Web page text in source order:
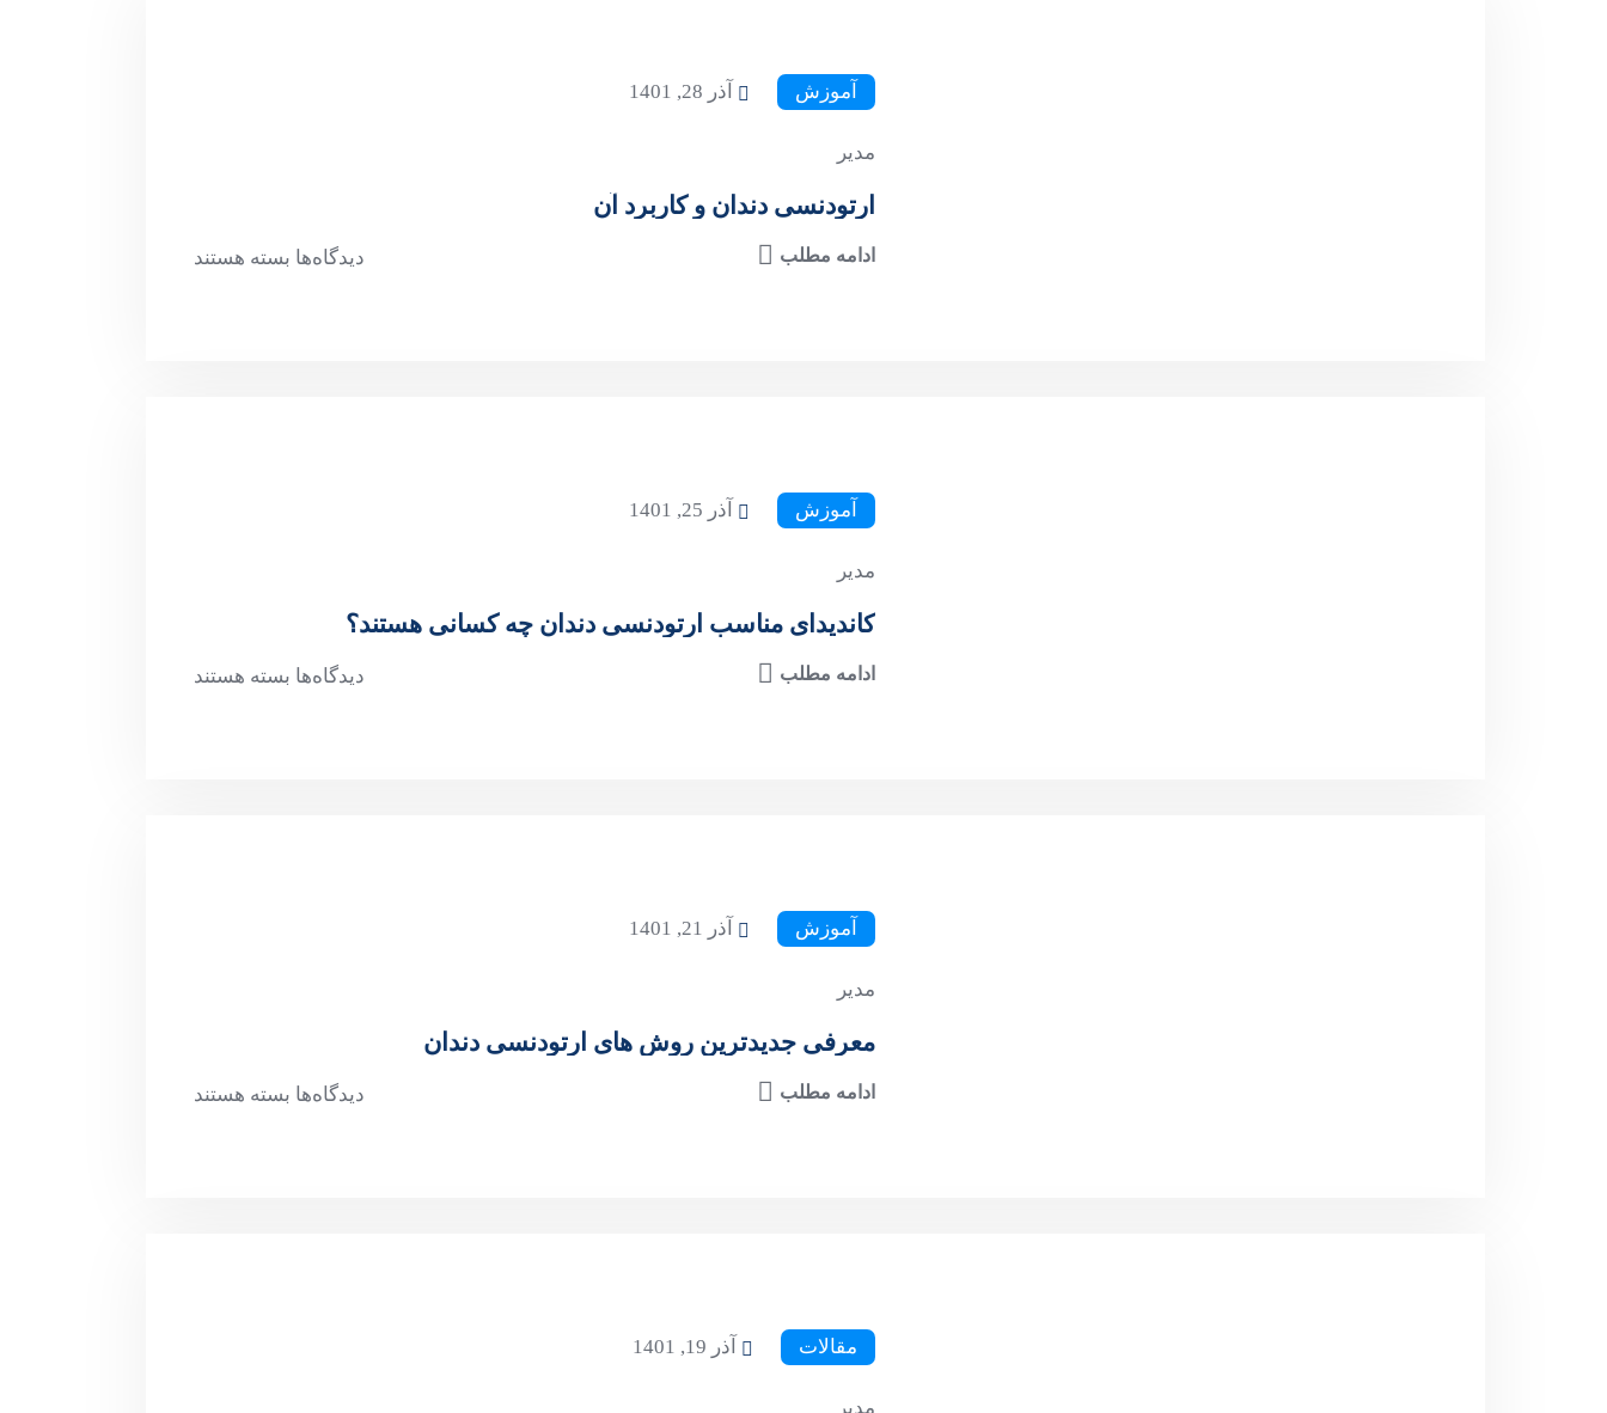
آموزش آذر 28, 1401
مدیر
ارتودنسی دندان و کاربرد آن
ادامه مطلب دیدگاه‌ها بسته هستند
آموزش آذر 25, 1401
مدیر
کاندیدای مناسب ارتودنسی دندان چه کسانی هستند؟
ادامه مطلب دیدگاه‌ها بسته هستند
آموزش آذر 21, 1401
مدیر
معرفی جدیدترین روش های ارتودنسی دندان
ادامه مطلب دیدگاه‌ها بسته هستند
مقالات آذر 19, 1401
مدیر